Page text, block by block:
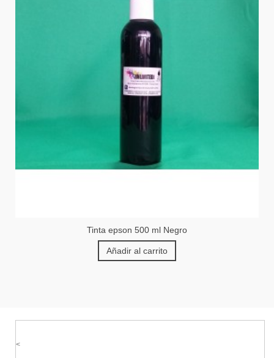
Tinta epson 500 ml Negro
Añadir al carrito
<